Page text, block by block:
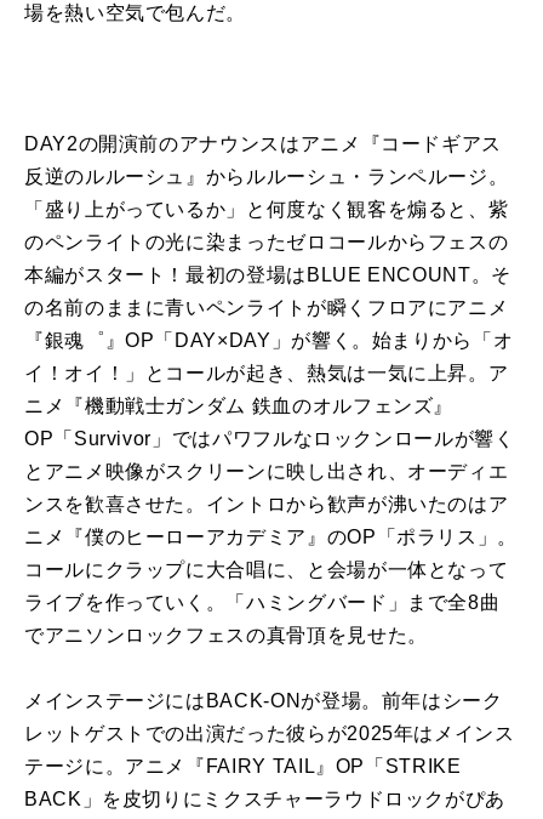
場を熱い空気で包んだ。
DAY2の開演前のアナウンスはアニメ『コードギアス
反逆のルルーシュ』からルルーシュ・ランペルージ。
「盛り上がっているか」と何度なく観客を煽ると、紫
のペンライトの光に染まったゼロコールからフェスの
本編がスタート！最初の登場はBLUE ENCOUNT。そ
の名前のままに青いペンライトが瞬くフロアにアニメ
『銀魂゜』OP「DAY×DAY」が響く。始まりから「オ
イ！オイ！」とコールが起き、熱気は一気に上昇。ア
ニメ『機動戦士ガンダム 鉄血のオルフェンズ』
OP「Survivor」ではパワフルなロックンロールが響く
とアニメ映像がスクリーンに映し出され、オーディエ
ンスを歓喜させた。イントロから歓声が沸いたのはア
ニメ『僕のヒーローアカデミア』のOP「ポラリス」。
コールにクラップに大合唱に、と会場が一体となって
ライブを作っていく。「ハミングバード」まで全8曲
でアニソンロックフェスの真骨頂を見せた。
メインステージにはBACK-ONが登場。前年はシーク
レットゲストでの出演だった彼らが2025年はメインス
テージに。アニメ『FAIRY TAIL』OP「STRIKE
BACK」を皮切りにミクスチャーラウドロックがぴあ